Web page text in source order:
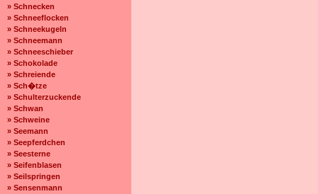
» Schnecken
» Schneeflocken
» Schneekugeln
» Schneemann
» Schneeschieber
» Schokolade
» Schreiende
» Sch�tze
» Schulterzuckende
» Schwan
» Schweine
» Seemann
» Seepferdchen
» Seesterne
» Seifenblasen
» Seilspringen
» Sensenmann